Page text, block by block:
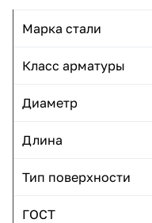
Марка стали
Класс арматуры
Диаметр
Длина
Тип поверхности
ГОСТ